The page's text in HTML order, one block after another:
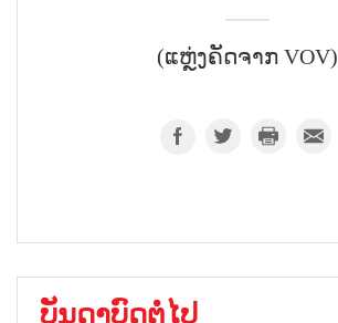
(ແຫຼ່ງຄັດຈາກ VOV)
ບັນດາບົດຕໍ່ໄປ